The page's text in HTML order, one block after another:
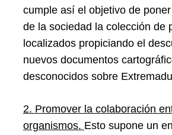
cumple así el objetivo de
de la sociedad la colección de
localizados propiciando el
nuevos documentos
desconocidos sobre
2. Promover la colaboración
organismos. Esto supone un